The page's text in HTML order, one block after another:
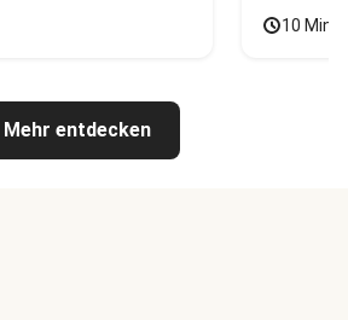
10
Mehr entdecken